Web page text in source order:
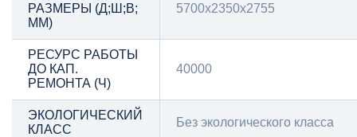
РАЗМЕРЫ (Д;Ш;В;
ММ)
5700x2350x2755
РЕСУРС РАБОТЫ
ДО КАП.
РЕМОНТА (Ч)
40000
ЭКОЛОГИЧЕСКИЙ
КЛАСС
Без экологического класса